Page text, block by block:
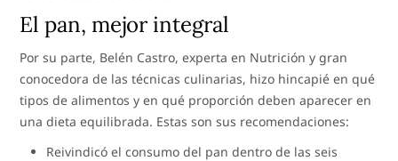
El pan, mejor integral
Por su parte, Belén Castro, experta en Nutrición y gran
conocedora de las técnicas culinarias, hizo hincapié en qué
tipos de alimentos y en qué proporción deben aparecer en
una dieta equilibrada. Estas son sus recomendaciones:
Reivindicó el consumo del pan dentro de las seis